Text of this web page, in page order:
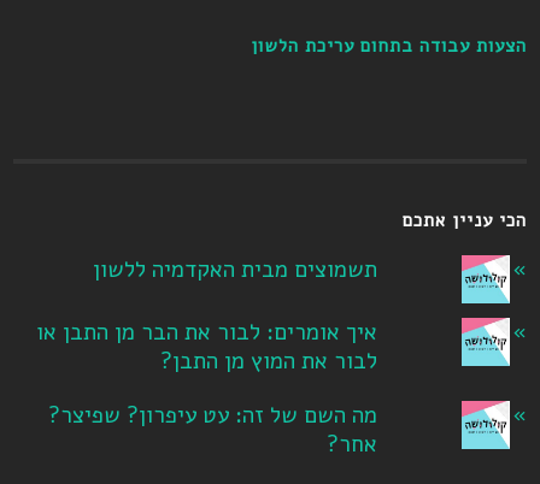
הצעות עבודה בתחום עריכת הלשון
הכי עניין אתכם
תשמוצים מבית האקדמיה ללשון
איך אומרים: לבור את הבר מן התבן או
לבור את המוץ מן התבן?
מה השם של זה: עט עיפרון? שפיצר?
אחר?